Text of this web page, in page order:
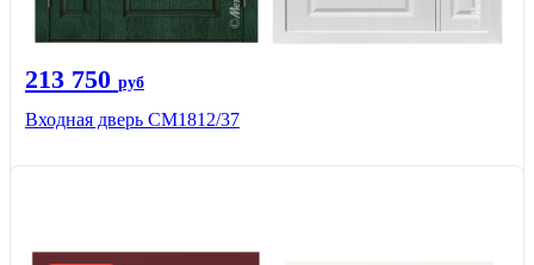
213 750 руб
Входная дверь СМ1812/37